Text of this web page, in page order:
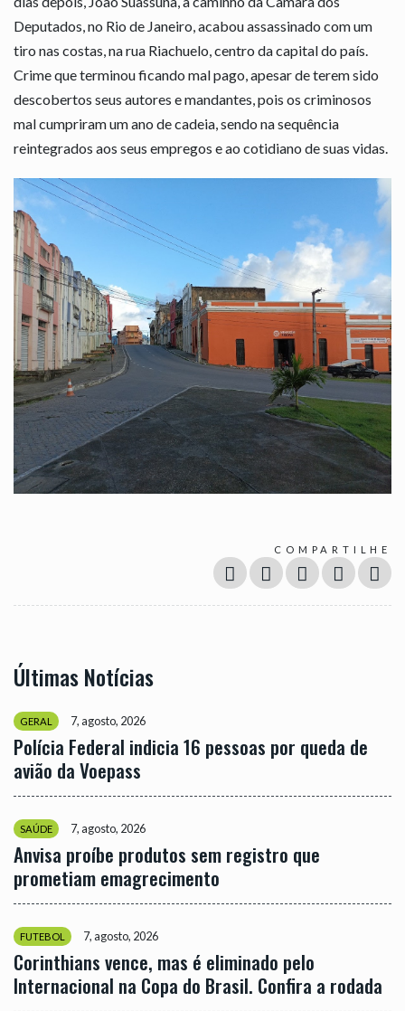
Deputados, no Rio de Janeiro, acabou assassinado com um
tiro nas costas, na rua Riachuelo, centro da capital do país.
Crime que terminou ficando mal pago, apesar de terem sido
descobertos seus autores e mandantes, pois os criminosos
mal cumpriram um ano de cadeia, sendo na sequência
reintegrados aos seus empregos e ao cotidiano de suas vidas.
COMPARTILHE
Últimas Notícias
GERAL 7, agosto, 2026
Polícia Federal indicia 16 pessoas por queda de
avião da Voepass
SAÚDE 7, agosto, 2026
Anvisa proíbe produtos sem registro que
prometiam emagrecimento
FUTEBOL 7, agosto, 2026
Corinthians vence, mas é eliminado pelo
Internacional na Copa do Brasil. Confira a rodada